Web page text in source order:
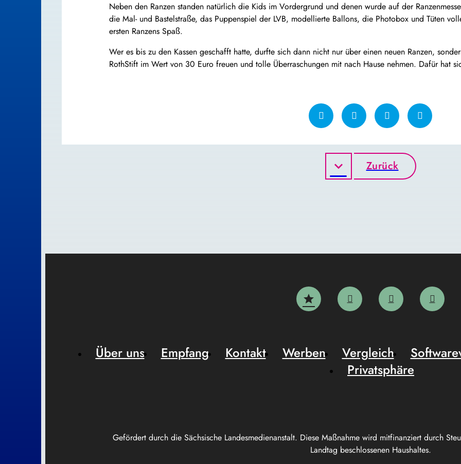
Neben den Ranzen standen natürlich die Kids im Vordergrund und denen wurde auf der
die Mal- und Bastelstraße, das Puppenspiel der LVB, modellierte Ballons, die Photobox und Tüten
ersten Ranzens Spaß.
Wer es bis zu den Kassen geschafft hatte, durfte sich dann nicht nur über einen neuen Ranzen,
RothStift im Wert von 30 Euro freuen und tolle Überraschungen mit nach Hause nehmen. Dafür hat
Zurück
Gefördert durch die Sächsische Landesmedienanstalt. Diese Maßnahme wird mitfinanziert durch
Landtag beschlossenen Haushaltes.
Über uns Empfang Kontakt Werben Vergleich
Privatsphäre